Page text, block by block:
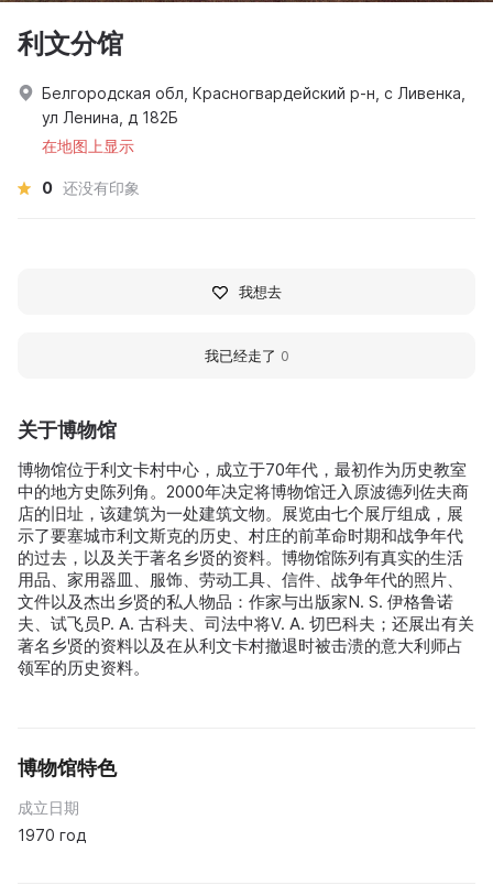
关于博物馆
博物馆位于利文卡村中心，成立于70年代，最初作为历史教室
中的地方史陈列角。2000年决定将博物馆迁入原波德列佐夫商
店的旧址，该建筑为一处建筑文物。展览由七个展厅组成，展
示了要塞城市利文斯克的历史、村庄的前革命时期和战争年代
的过去，以及关于著名乡贤的资料。博物馆陈列有真实的生活
用品、家用器皿、服饰、劳动工具、信件、战争年代的照片、
文件以及杰出乡贤的私人物品：作家与出版家N. S. 伊格鲁诺
夫、试飞员P. A. 古科夫、司法中将V. A. 切巴科夫；还展出有关
著名乡贤的资料以及在从利文卡村撤退时被击溃的意大利师占
领军的历史资料。
博物馆特色
成立日期
1970 год
利文分馆
Белгородская обл, Красногвардейский р-н, с Ливенка,
ул Ленина, д 182Б
在地图上显示
0 还没有印象
我想去
我已经走了 0